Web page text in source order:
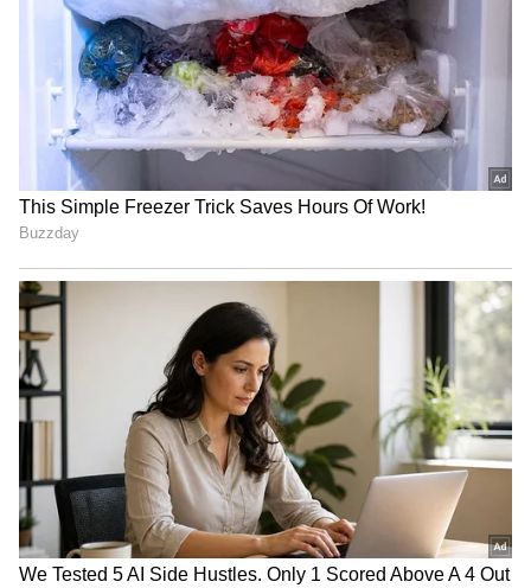
Related Articles
கொள்கையிலும் மாநில உரிமையிலும்
சமரசம் என்ற பேச்சுக்கே இடமில்லை –
முதலமைச்சர் விஜய் திட்டவட்டம்!
தாய்மாமன் தங்க மோதிரம் திட்டம்:
யாருக்கெல்லாம் 1 கிராம் தங்கம்
இலவசம்? முதல்வர் விஜய் அதிரடி!